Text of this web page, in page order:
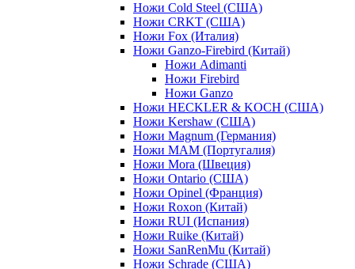
Ножи Cold Steel (США)
Ножи CRKT (США)
Ножи Fox (Италия)
Ножи Ganzo-Firebird (Китай)
Ножи Adimanti
Ножи Firebird
Ножи Ganzo
Ножи HECKLER & KOCH (США)
Ножи Kershaw (США)
Ножи Magnum (Германия)
Ножи MAM (Португалия)
Ножи Mora (Швеция)
Ножи Ontario (США)
Ножи Opinel (Франция)
Ножи Roxon (Китай)
Ножи RUI (Испания)
Ножи Ruike (Китай)
Ножи SanRenMu (Китай)
Ножи Schrade (США)